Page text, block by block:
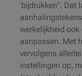
‘bijdrukken”.
werkelijkheid
aanpassen. Met
vervolgens
instellingen op,